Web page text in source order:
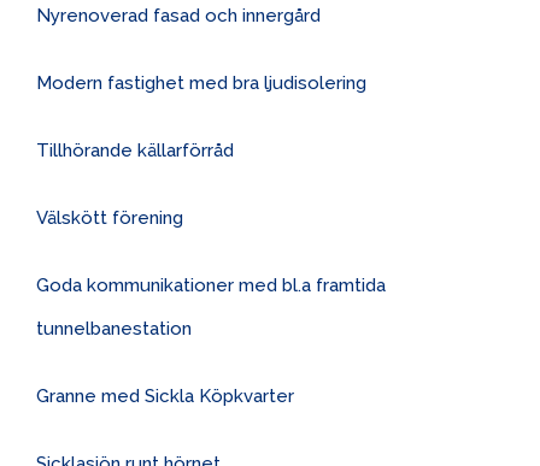
Nyrenoverad fasad och innergård
Modern fastighet med bra ljudisolering
Tillhörande källarförråd
Välskött förening
Goda kommunikationer med bl.a framtida
tunnelbanestation
Granne med Sickla Köpkvarter